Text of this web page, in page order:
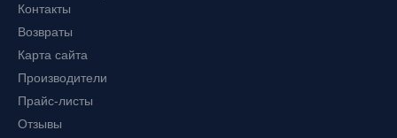
Контакты
Возвраты
Карта сайта
Производители
Прайс-листы
Отзывы